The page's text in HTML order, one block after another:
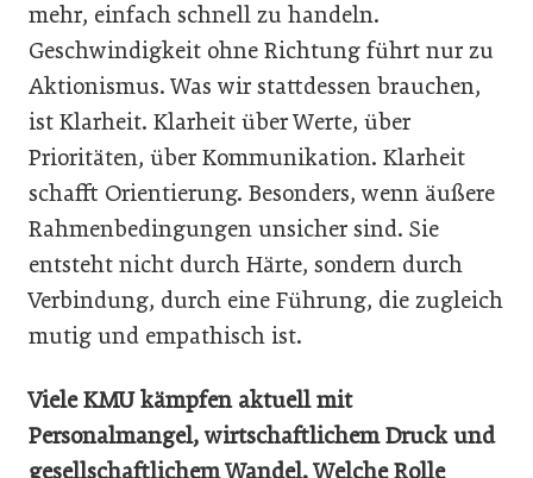
mehr, einfach schnell zu handeln.
Geschwindigkeit ohne Richtung führt nur zu
Aktionismus. Was wir stattdessen brauchen,
ist Klarheit. Klarheit über Werte, über
Prioritäten, über Kommunikation. Klarheit
schafft Orientierung. Besonders, wenn äußere
Rahmenbedingungen unsicher sind. Sie
entsteht nicht durch Härte, sondern durch
Verbindung, durch eine Führung, die zugleich
mutig und empathisch ist.
Viele KMU kämpfen aktuell mit
Personalmangel, wirtschaftlichem Druck und
gesellschaftlichem Wandel. Welche Rolle